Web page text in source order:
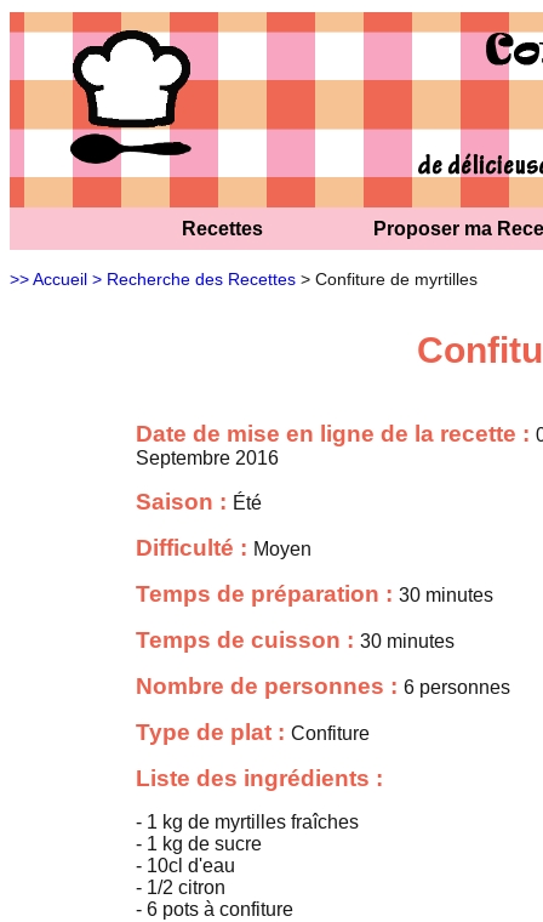
Recettes Proposer ma
>> Accueil > Recherche des Recettes > Confiture de myrtilles
Date de mise en ligne de la recette :
Septembre 2016
Saison : Été
Difficulté : Moyen
Temps de préparation : 30 minutes
Temps de cuisson : 30 minutes
Nombre de personnes : 6 personnes
Type de plat : Confiture
Liste des ingrédients :
- 1 kg de myrtilles fraîches
- 1 kg de sucre
- 10cl d'eau
- 1/2 citron
- 6 pots à confiture